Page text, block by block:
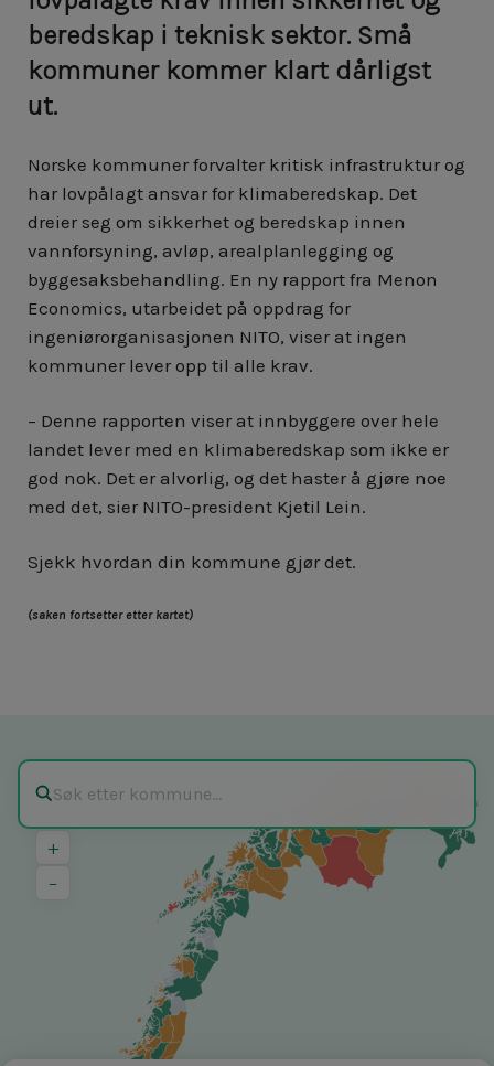
beredskap i teknisk sektor. Små
kommuner kommer klart dårligst
ut.
Norske kommuner forvalter kritisk infrastruktur og
har lovpålagt ansvar for klimaberedskap. Det
dreier seg om sikkerhet og beredskap innen
vannforsyning, avløp, arealplanlegging og
byggesaksbehandling. En ny rapport fra Menon
Economics, utarbeidet på oppdrag for
ingeniørorganisasjonen NITO, viser at ingen
kommuner lever opp til alle krav.
– Denne rapporten viser at innbyggere over hele
landet lever med en klimaberedskap som ikke er
god nok. Det er alvorlig, og det haster å gjøre noe
med det, sier NITO-president Kjetil Lein.
Sjekk hvordan din kommune gjør det.
(saken fortsetter etter kartet)
+
−